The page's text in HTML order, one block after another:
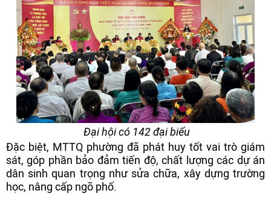
Đại hội có 142 đại biểu
Đặc biệt, MTTQ phường đã phát huy tốt vai trò giám
sát, góp phần bảo đảm tiến độ, chất lượng các dự án
dân sinh quan trọng như sửa chữa, xây dựng trường
học, nâng cấp ngõ phố.